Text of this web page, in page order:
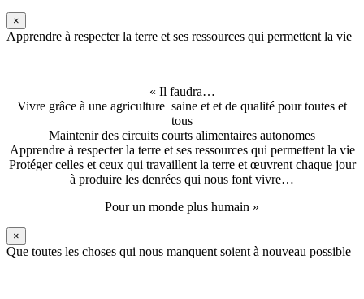
×
Apprendre à respecter la terre et ses ressources qui permettent la vie
« Il faudra…
Vivre grâce à une agriculture saine et et de qualité pour toutes et
tous
Maintenir des circuits courts alimentaires autonomes
Apprendre à respecter la terre et ses ressources qui permettent la vie
Protéger celles et ceux qui travaillent la terre et œuvrent chaque jour
à produire les denrées qui nous font vivre…
Pour un monde plus humain »
×
Que toutes les choses qui nous manquent soient à nouveau possible